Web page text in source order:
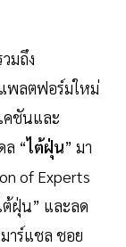
มถึง
พลตฟอร์มใหม่
ชันและ
ล “ไต้ฝุ่น” มา
of Experts
ต้ฝุ่น” และลด
าร์แชล ชอย